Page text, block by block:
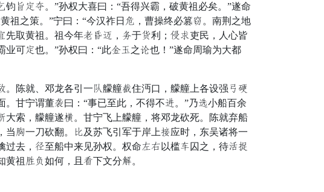
饮助律。”孙权大喜曰：“吾得兴霸，破黄祖必矣。”遂命
祖之策。”宁曰：“今汉祚日射，曹操终必篡讨。南荆之地
取黄祖。祖今年进胸朱，否于截利；展怨吏民，人心皆
可助也。”孙权曰：“此尝攻之争也！”遂命周瑜为大都
陈就、邓龙各引一胜艨艟程住沔口，艨艟上各设强记细
甘宁谓董孤曰：“事已至此，不得不庸。”乃虑小船百余
索，艨艟遂宗。甘宁飞上艨艟，将邓龙砍死。陈就弃船
孝一刀砍翻。约及苏飞引军于岸上纵应时，东吴诸将一
去，亩至船中来见孙权。权命历举以槛斯囚之，待疏误
祖党金如何，且雾下文分总。